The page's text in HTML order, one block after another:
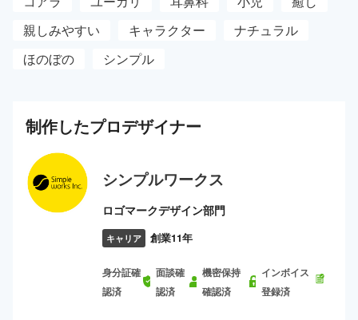
親しみやすい
キャラクター
ナチュラル
ほのぼの
シンプル
制作したプロデザイナー
シンプルワークス
ロゴマークデザイン部門
キャリア 創業11年
身分証確
認済
面談確
認済
機密保持
確認済
インボイス
登録済